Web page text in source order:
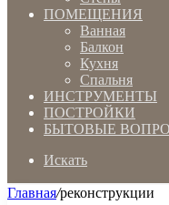
ПОМЕЩЕНИЯ
Ванная
Балкон
Кухня
Спальня
ИНСТРУМЕНТЫ
ПОСТРОЙКИ
БЫТОВЫЕ
Искать
Главная/реконструкции